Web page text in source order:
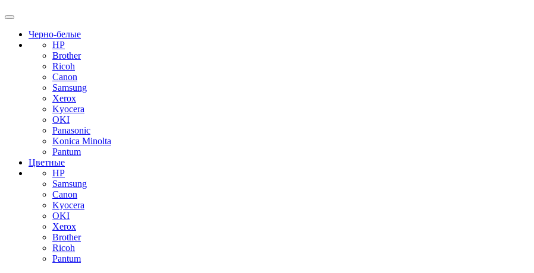
Черно-белые
HP
Brother
Ricoh
Canon
Samsung
Xerox
Kyocera
OKI
Panasonic
Konica Minolta
Pantum
Цветные
HP
Samsung
Canon
Kyocera
OKI
Xerox
Brother
Ricoh
Pantum